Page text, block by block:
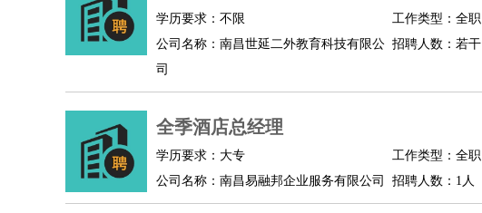
学历要求：不限 工作类型：全职
公司名称：南昌世延二外教育科技有限公
司
招聘人数：若干
全季酒店总经理
学历要求：大专 工作类型：全职
公司名称：南昌易融邦企业服务有限公司
招聘人数：1人